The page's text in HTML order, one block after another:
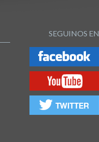
SEGUINOS EN